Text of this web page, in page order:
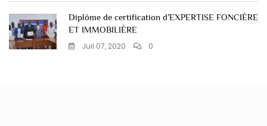
Diplôme de certification d’EXPERTISE FONCIÈRE
ET IMMOBILIÈRE
Juil 07, 2020
0